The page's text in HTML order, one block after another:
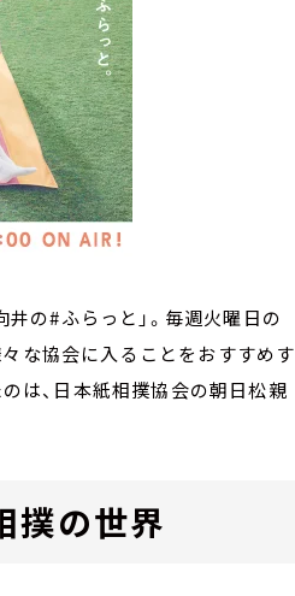
の#ふらっと」。毎週火曜日の
な協会に入ることをおすすめす
は、日本紙相撲協会の朝日松親
撲の世界